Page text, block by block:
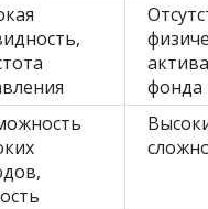
фонда